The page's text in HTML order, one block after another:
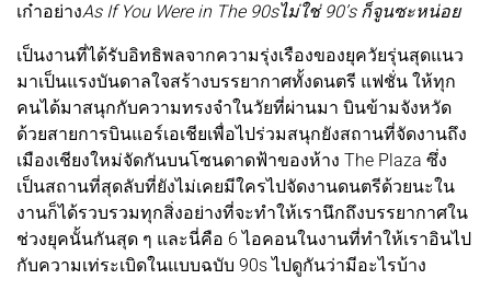
เก๋าอย่างAs If You Were in The 90sไม่ใช่ 90’s ก็จูนซะหน่อย
เป็นงานที่ได้รับอิทธิพลจากความรุ่งเรืองของยุควัยรุ่นสุดแนว
มาเป็นแรงบันดาลใจสร้างบรรยากาศทั้งดนตรี แฟชั่น ให้ทุก
คนได้มาสนุกกับความทรงจำในวัยที่ผ่านมา บินข้ามจังหวัด
ด้วยสายการบินแอร์เอเชียเพื่อไปร่วมสนุกยังสถานที่จัดงานถึง
เมืองเชียงใหม่จัดกันบนโซนดาดฟ้าของห้าง The Plaza ซึ่ง
เป็นสถานที่สุดลับที่ยังไม่เคยมีใครไปจัดงานดนตรีด้วยนะใน
งานก็ได้รวบรวมทุกสิ่งอย่างที่จะทำให้เรานึกถึงบรรยากาศใน
ช่วงยุคนั้นกันสุด ๆ และนี่คือ 6 ไอคอนในงานที่ทำให้เราอินไป
กับความเท่ระเบิดในแบบฉบับ 90s ไปดูกันว่ามีอะไรบ้าง